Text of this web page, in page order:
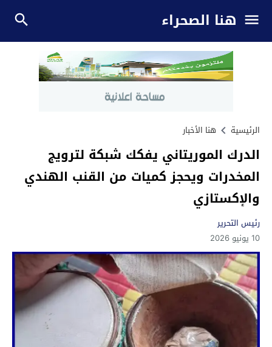
هنا الصحراء
الرئيسية هنا الأخبار
الدرك الموريتاني يفكك شبكة لترويج
المخدرات ويحجز كميات من القنب الهندي
والإكستازي
رئيس التحرير
10 يونيو 2026